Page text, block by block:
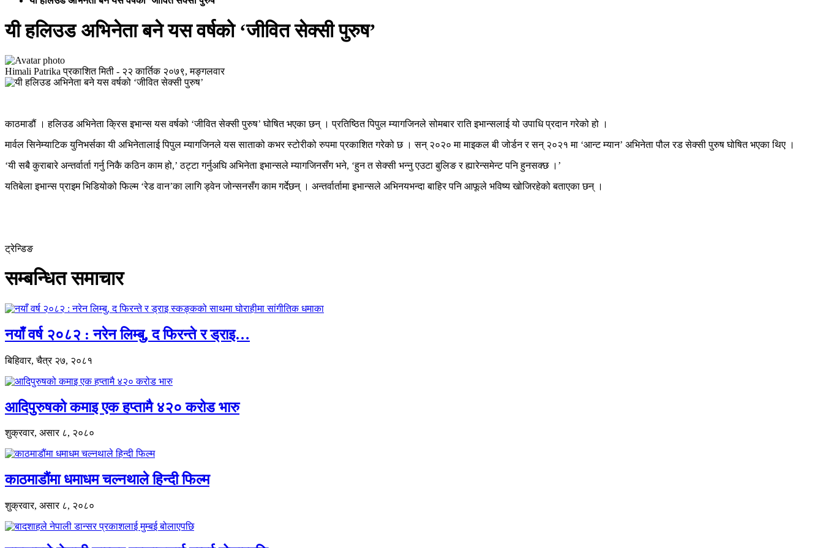
यी हलिउड अभिनेता बने यस वर्षको ‘जीवित सेक्सी पुरुष’
Himali Patrika प्रकाशित मिती - २२ कार्तिक २०७९, मङ्गलवार
काठमाडौं । हलिउड अभिनेता क्रिस इभान्स यस वर्षको ‘जीवित सेक्सी पुरुष’ घोषित भएका छन् । प्रतिष्ठित पिपुल म्यागजिनले सोमबार राति इभान्सलाई यो उपाधि प्रदान गरेको हो ।
मार्वल सिनेम्याटिक युनिभर्सका यी अभिनेतालाई पिपुल म्यागजिनले यस साताको कभर स्टोरीको रुपमा प्रकाशित गरेको छ । सन् २०२० मा माइकल बी जोर्डन र सन् २०२१ मा ‘आन्ट म्यान’ अभिनेता पौल रड सेक्सी पुरुष घोषित भएका थिए ।
‘यी सबै कुराबारे अन्तर्वार्ता गर्नु निकै कठिन काम हो,’ ठट्टा गर्नुअघि अभिनेता इभान्सले म्यागजिनसँग भने, ‘हुन त सेक्सी भन्नु एउटा बुलिङ र ह्यारेन्समेन्ट पनि हुनसक्छ ।’
यतिबेला इभान्स प्राइम भिडियोको फिल्म ‘रेड वान’का लागि ड्वेन जोन्सनसँग काम गर्देछन् । अन्तर्वार्तामा इभान्सले अभिनयभन्दा बाहिर पनि आफूले भविष्य खोजिरहेको बताएका छन् ।
ट्रेन्डिङ
सम्बन्धित समाचार
नयाँ वर्ष २०८२ : नरेन लिम्बु, द फिरन्ते र ड्राइ…
बिहिवार, चैत्र २७, २०८१
आदिपुरुषको कमाइ एक हप्तामै ४२० करोड भारु
शुक्रवार, असार ८, २०८०
काठमाडौंमा धमाधम चल्नथाले हिन्दी फिल्म
शुक्रवार, असार ८, २०८०